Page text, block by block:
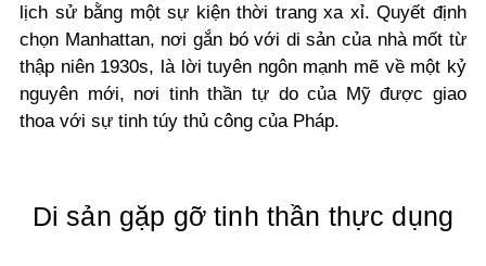
lịch sử bằng một sự kiện thời trang xa xỉ. Quyết định
chọn Manhattan, nơi gắn bó với di sản của nhà mốt từ
thập niên 1930s, là lời tuyên ngôn mạnh mẽ về một kỷ
nguyên mới, nơi tinh thần tự do của Mỹ được giao
thoa với sự tinh túy thủ công của Pháp.
Di sản gặp gỡ tinh thần thực dụng